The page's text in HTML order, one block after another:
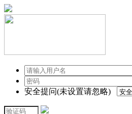
安全提问(未设置请忽略)